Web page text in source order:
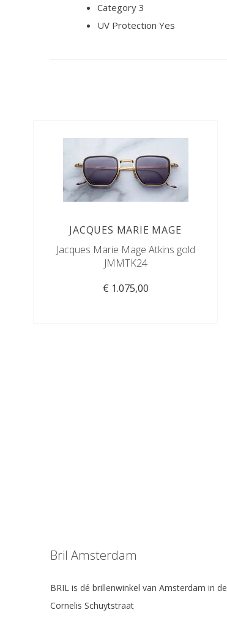
Category 3
UV Protection Yes
JACQUES MARIE MAGE
Jacques Marie Mage Atkins gold
JMMTK24
€ 1.075,00
Bril Amsterdam
BRIL is dé brillenwinkel van Amsterdam in de
Cornelis Schuytstraat